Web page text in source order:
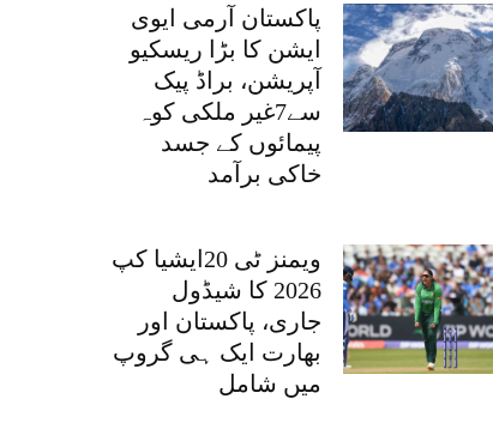
پاکستان آرمی ایوی
ایشن کا بڑا ریسکیو
آپریشن، براڈ پیک
سے7غیر ملکی کوہ
پیمائوں کے جسد
خاکی برآمد
ویمنز ٹی 20ایشیا کپ
2026 کا شیڈول
جاری، پاکستان اور
بھارت ایک ہی گروپ
میں شامل